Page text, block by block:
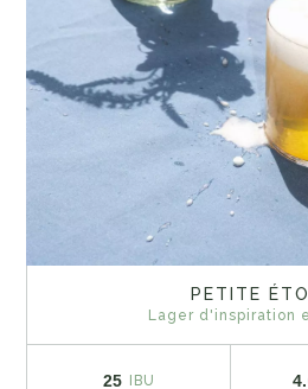
PETITE
Lager d'inspiration
25 IBU